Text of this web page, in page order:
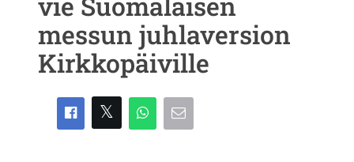
messun juhlaversion
Kirkkopäiville